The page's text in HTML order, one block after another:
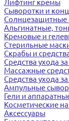
Лифтинг кремы
Сыворотки и
Солнцезащитные
Альгинатные,
Кремовые и
Стерильные
Скрабы и
Средства ухода
Массажные
Средства ухода
Ампульные
Гели и
Косметические
Аксессуары